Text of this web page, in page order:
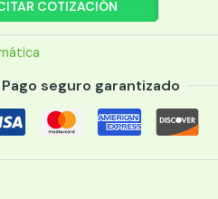
COTIZACIÓN
Pago seguro garantizado